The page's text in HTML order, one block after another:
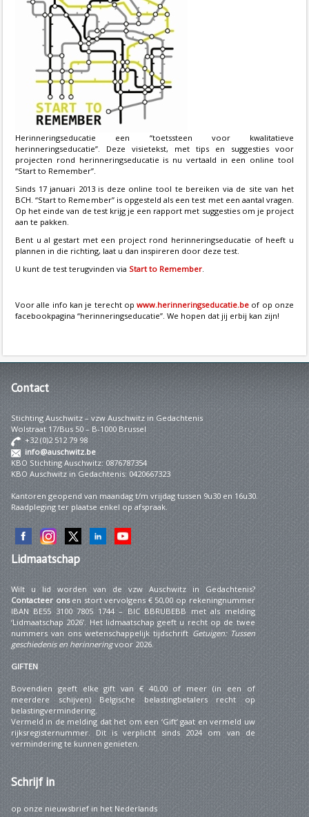
Herinneringseducatie een “toetssteen voor kwalitatieve
herinneringseducatie”. Deze visietekst, met tips en suggesties voor
projecten rond herinneringseducatie is nu vertaald in een online tool
“Start to Remember”.
Sinds 17 januari 2013 is deze online tool te bereiken via de site van het
BCH. “Start to Remember” is opgesteld als een test met een aantal vragen.
Op het einde van de test krijg je een rapport met suggesties om je project
aan te pakken.
Bent u al gestart met een project rond herinneringseducatie of heeft u
plannen in die richting, laat u dan inspireren door deze test.
U kunt de test terugvinden via Start to Remember.
Voor alle info kan je terecht opwww.herinneringseducatie.be of op onze
facebookpagina “herinneringseducatie”. We hopen dat jij erbij kan zijn!
Contact
Stichting Auschwitz – vzw Auschwitz in Gedachtenis
Wolstraat 17/Bus 50 – B-1000 Brussel
+32 (0)2 512 79 98
info@auschwitz.be
KBO Stichting Auschwitz: 0876787354
KBO Auschwitz in Gedachtenis: 0420667323
Kantoren geopend van maandag t/m vrijdag tussen 9u30 en 16u30.
Raadpleging ter plaatse enkel op afspraak.
Lidmaatschap
Wilt u lid worden van de vzw Auschwitz in Gedachtenis?
Contacteer onsen stort vervolgens € 50,00 op rekeningnummer
IBAN BE55 3100 7805 1744 – BIC BBRUBEBB met als melding
‘Lidmaatschap 2026’. Het lidmaatschap geeft u recht op de twee
nummers van ons wetenschappelijk tijdschrift Getuigen: Tussen
geschiedenis en herinneringvoor 2026.
GIFTEN
Bovendien geeft elke gift van € 40,00 of meer (in een of
meerdere schijven) Belgische belastingbetalers recht op
belastingvermindering.
Vermeld in de melding dat het om een ‘Gift’ gaat en vermeld uw
rijksregisternummer. Dit is verplicht sinds 2024 om van de
vermindering te kunnen genieten.
Schrijfin
op onze nieuwsbrief in het Nederlands